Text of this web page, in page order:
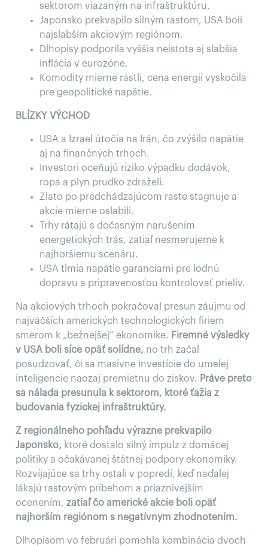
sektorom viazaným na infraštruktúru.
Japonsko prekvapilo silným rastom, USA boli
najslabším akciovým regiónom.
Dlhopisy podporila vyššia neistota aj slabšia
inflácia v eurozóne.
Komodity mierne rástli, cena energií vyskočila
pre geopolitické napätie.
BLÍZKY VÝCHOD
USA a Izrael útočia na Irán, čo zvýšilo napätie
aj na finančných trhoch.
Investori oceňujú riziko výpadku dodávok,
ropa a plyn prudko zdraželi.
Zlato po predchádzajúcom raste stagnuje a
akcie mierne oslabili.
Trhy rátajú s dočasným narušením
energetických trás, zatiaľ nesmerujeme k
najhoršiemu scenáru.
USA tlmia napätie garanciami pre lodnú
dopravu a pripravenosťou kontrolovať prieliv.
Na akciových trhoch pokračoval presun záujmu od
najväčších amerických technologických firiem
smerom k „bežnejšej“ ekonomike. Firemné výsledky
v USA boli síce opäť solídne, no trh začal
posudzovať, či sa masívne investície do umelej
inteligencie naozaj premietnu do ziskov. Práve preto
sa nálada presunula k sektorom, ktoré ťažia z
budovania fyzickej infraštruktúry.
Z regionálneho pohľadu výrazne prekvapilo
Japonsko, ktoré dostalo silný impulz z domácej
politiky a očakávanej štátnej podpory ekonomiky.
Rozvíjajúce sa trhy ostali v popredí, keď naďalej
lákajú rastovým príbehom a priaznivejším
ocenením, zatiaľ čo americké akcie boli opäť
najhorším regiónom s negatívnym zhodnotením.
Dlhopisom vo februári pomohla kombinácia dvoch